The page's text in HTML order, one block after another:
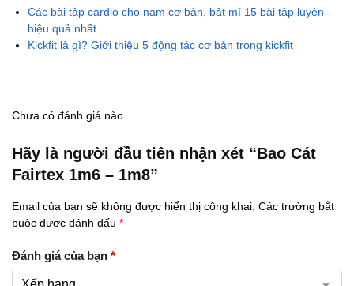
Các bài tập cardio cho nam cơ bản, bật mí 15 bài tập luyện
hiệu quả nhất
Kickfit là gì? Giới thiệu 5 động tác cơ bản trong kickfit
Chưa có đánh giá nào.
Hãy là người đầu tiên nhận xét “Bao Cát
Fairtex 1m6 – 1m8”
Email của bạn sẽ không được hiển thị công khai. Các trường bắt
buộc được đánh dấu *
Đánh giá của bạn *